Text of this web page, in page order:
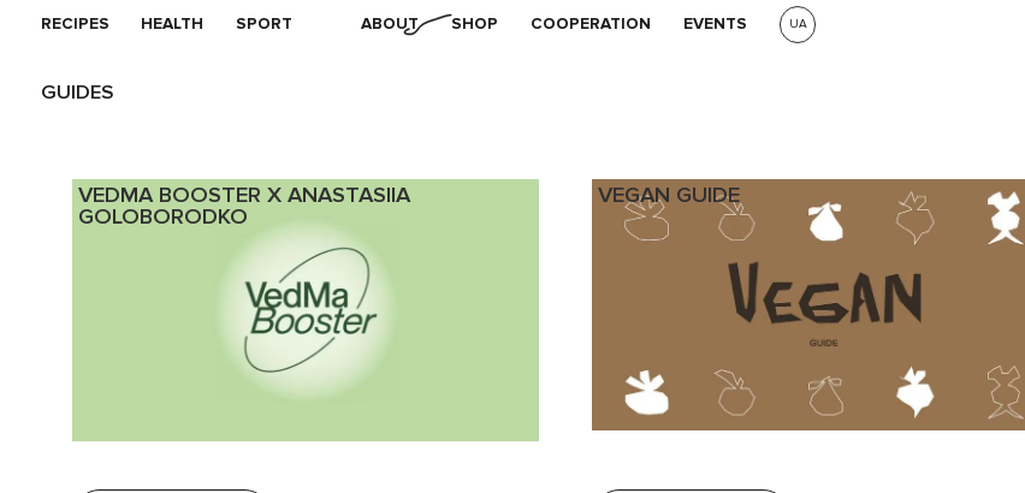
UA
RECIPES HEALTH SPORT ABOUT SHOP COOPERATION EVENTS
GUIDES
VEDMA BOOSTER X ANASTASIIA
GOLOBORODKO
VEGAN GUIDE